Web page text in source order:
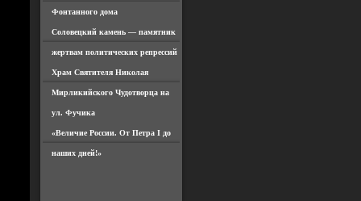
Фонтанного дома
Соловецкий камень — памятник
жертвам политических репрессий
Храм Святителя Николая
Мирликийского Чудотворца на
ул. Фучика
«Величие России. От Петра I до
наших дней!»